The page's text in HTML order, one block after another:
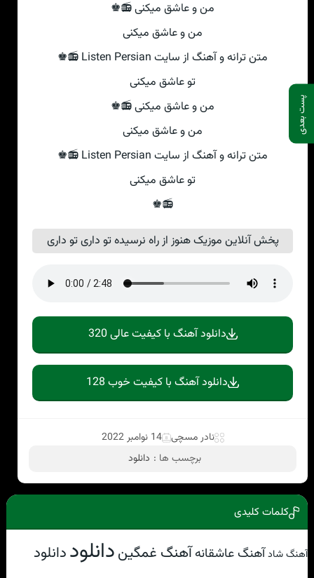
پست بعدی
من و عاشق میکنی‌ 📻♚
من و عاشق میکنی‌
متن ترانه و آهنگ از سایت Listen Persian 📻♚
تو عاشق میکنی‌
من و عاشق میکنی‌ 📻♚
من و عاشق میکنی‌
متن ترانه و آهنگ از سایت Listen Persian 📻♚
تو عاشق میکنی‌
📻♚
پخش آنلاین موزیک هنوز از راه نرسیده تو داری تو داری
دانلود آهنگ با کیفیت عالی 320
دانلود آهنگ با کیفیت خوب 128
نادر مسچی 14 نوامبر 2022
برچسب ها : دانلود
کلمات کلیدی
آهنگ شادآهنگ عاشقانهآهنگ غمگیندانلوددانلود